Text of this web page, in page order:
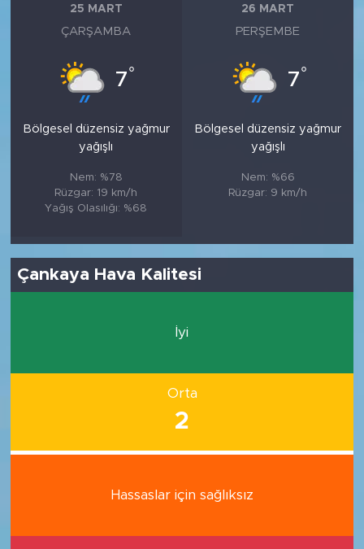
25 MART
ÇARŞAMBA
7°
Bölgesel düzensiz yağmur
yağışlı
Nem: %78
Rüzgar: 19 km/h
Yağış Olasılığı: %68
26 MART
PERŞEMBE
7°
Bölgesel düzensiz yağmur
yağışlı
Nem: %66
Rüzgar: 9 km/h
Çankaya Hava Kalitesi
İyi
Orta
2
Hassaslar için sağlıksız